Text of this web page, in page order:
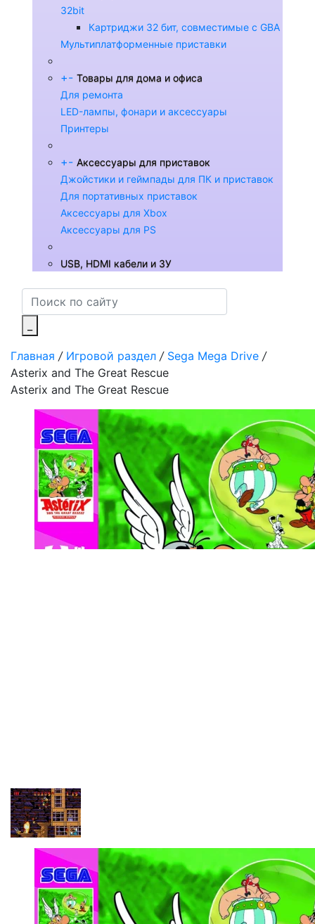
32bit
Картриджи 32 бит, совместимые с GBA
Мультиплатформенные приставки
+- Товары для дома и офиса
Для ремонта
LED-лампы, фонари и аксессуары
Принтеры
+- Аксессуары для приставок
Джойстики и геймпады для ПК и приставок
Для портативных приставок
Аксессуары для Xbox
Аксессуары для PS
USB, HDMI кабели и ЗУ
Главная / Игровой раздел / Sega Mega Drive /
Asterix and The Great Rescue
Asterix and The Great Rescue